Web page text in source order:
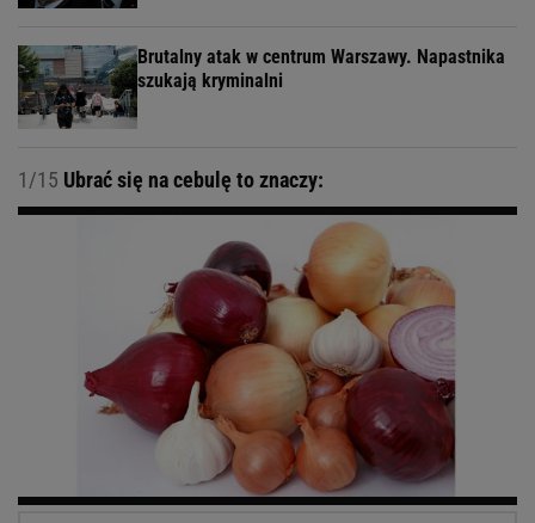
Brutalny atak w centrum Warszawy. Napastnika
szukają kryminalni
1/15 Ubrać się na cebulę to znaczy: